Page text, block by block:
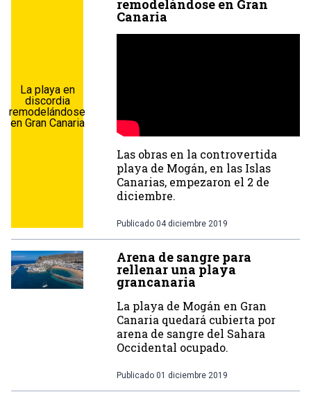
La playa en
discordia
remodelándose
en Gran Canaria
remodelándose en Gran
Canaria
Las obras en la controvertida
playa de Mogán, en las Islas
Canarias, empezaron el 2 de
diciembre.
Publicado 04 diciembre 2019
Arena de sangre para
rellenar una playa
grancanaria
La playa de Mogán en Gran
Canaria quedará cubierta por
arena de sangre del Sahara
Occidental ocupado.
Publicado 01 diciembre 2019